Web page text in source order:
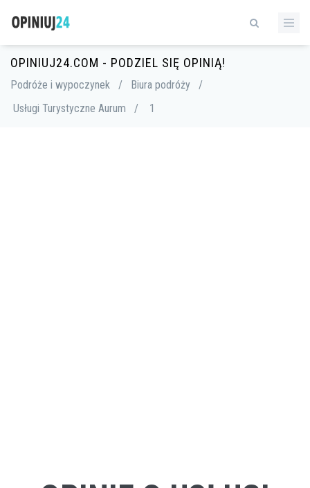
OPINIUJ24.COM - PODZIEL SIĘ OPINIĄ!
Podróże i wypoczynek / Biura podróży
/
Usługi Turystyczne Aurum
/ 1